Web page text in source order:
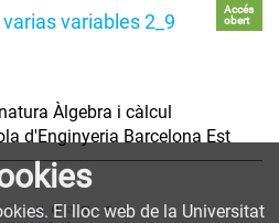
variables 2_9
Accés
obert
Àlgebra i càlcul
d'Enginyeria Barcelona Est
El lloc web de la Universitat